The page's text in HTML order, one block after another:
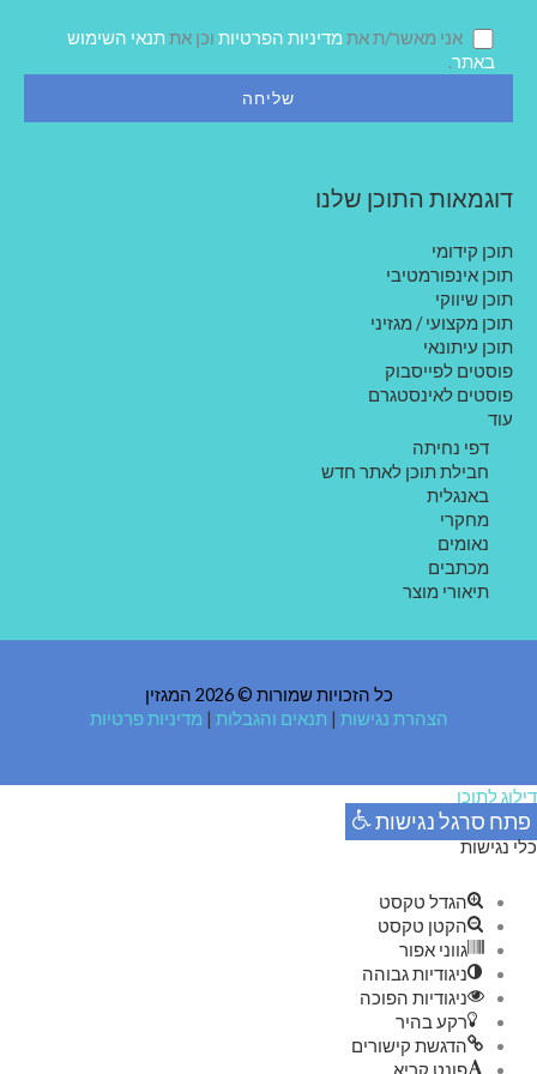
אני מאשר/ת את מדיניות הפרטיות וכן אתתנאי השימוש
באתר.
דוגמאות התוכן שלנו
תוכן קידומי
תוכן אינפורמטיבי
תוכן שיווקי
תוכן מקצועי / מגזיני
תוכן עיתונאי
פוסטים לפייסבוק
פוסטים לאינסטגרם
עוד
דפי נחיתה
חבילת תוכן לאתר חדש
באנגלית
מחקרי
נאומים
מכתבים
תיאורי מוצר
כל הזכויות שמורות © 2026 המגזין
הצהרת נגישות | תנאים והגבלות | מדיניות פרטיות
דילוג לתוכן
פתח סרגל נגישות
כלי נגישות
הגדל טקסט
הקטן טקסט
גווני אפור
ניגודיות גבוהה
ניגודיות הפוכה
רקע בהיר
הדגשת קישורים
פונט קריא